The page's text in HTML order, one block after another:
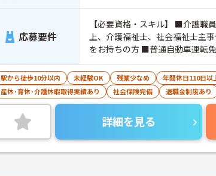
応募要件
【必要資格・スキル】 ■介護職
上、介護福祉士、社会福祉士主
をお持ちの方 ■普通自動車運転免
駅から徒歩10分以内 未経験OK 残業少なめ 年間休日110日以
産休･育休･介護休暇取得実績あり
社会保険完備 退職金制度あり
詳細を見る